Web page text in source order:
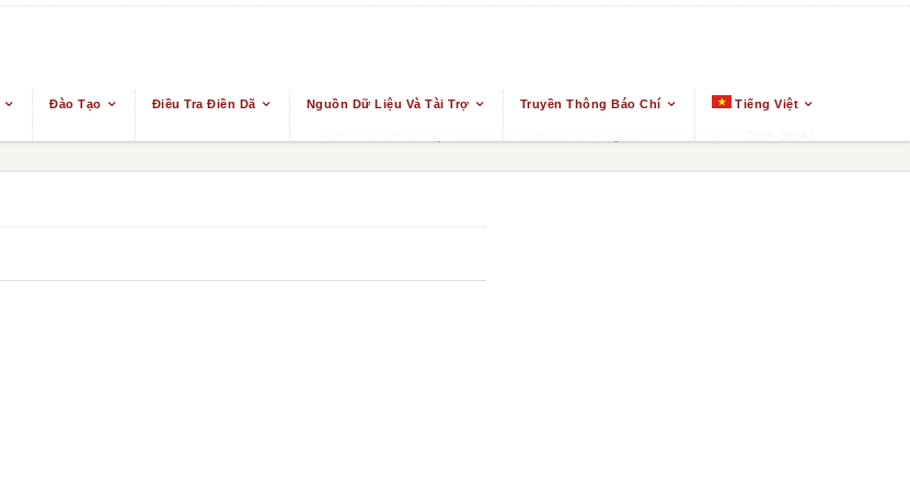
Đào Tạo Điều Tra Điền Dã Nguồn Dữ Liệu Và Tài Trợ Truyền Thông Báo Chí Tiếng Việt
From The Ground Up: Buddhism & East Asian Religions Tech-00047